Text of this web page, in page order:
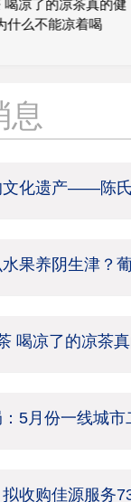
喝凉了的凉茶真的健
什么不能凉着喝
息
文化遗产——陈
果养阴生津？
喝凉了的凉茶
：5月份一线城
收购佳源服务